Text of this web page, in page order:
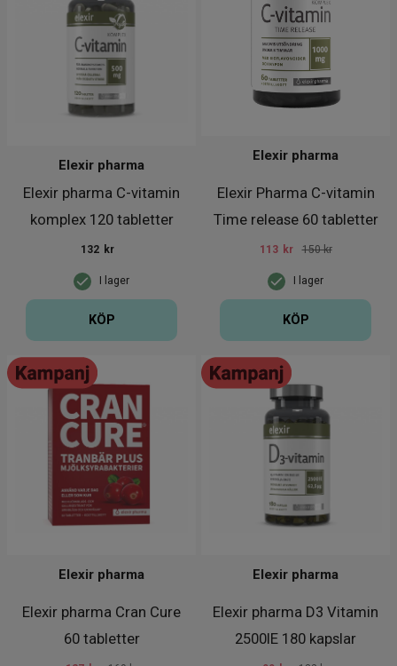
Elexir pharma C-vitamin
komplex 120 tabletter
Elexir pharma
I lager
132 kr
KÖP
Elexir Pharma C-vitamin
Time release 60 tabletter
Elexir pharma
I lager
113 kr 150 kr
KÖP
Elexir pharma Cran Cure
60 tabletter
Elexir pharma
Elexir pharma D3 Vitamin
2500IE 180 kapslar
Elexir pharma